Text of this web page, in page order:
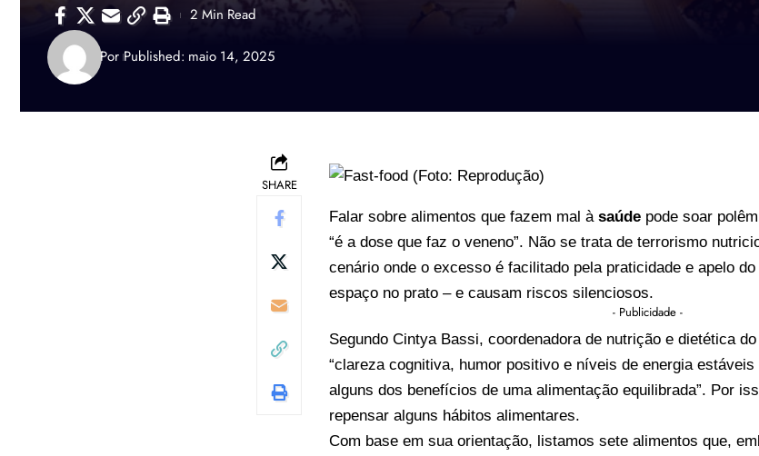
Por Published: maio 14, 2025
2 Min Read
SHARE
Falar sobre alimentos que fazem mal à saúde pode soar
“é a dose que faz o veneno”. Não se trata de terrorismo
cenário onde o excesso é facilitado pela praticidade e apelo
espaço no prato – e causam riscos silenciosos.
- Publicidade -
Segundo Cintya Bassi, coordenadora de nutrição e dietética
“clareza cognitiva, humor positivo e níveis de energia
alguns dos benefícios de uma alimentação equilibrada”. Por
repensar alguns hábitos alimentares.
Com base em sua orientação, listamos sete alimentos que,